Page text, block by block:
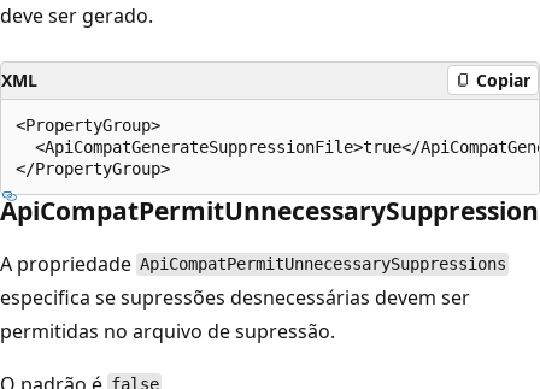
deve ser gerado.
XML Copiar
<PropertyGroup>
<ApiCompatGenerateSuppressionFile>true</
A propriedade ApiCompatPermitUnnecessarySuppressions
especifica se supressões desnecessárias devem ser
permitidas no arquivo de supressão.
O padrão é false .